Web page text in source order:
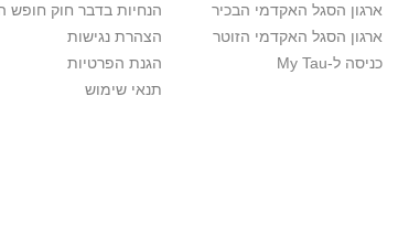
ארגון הסגל האקדמי הבכיר
ארגון הסגל האקדמי הזוטר
כניסה ל-My Tau
הנחיות בדבר חוק חופש
הצהרת נגישות
הגנת הפרטיות
תנאי שימוש